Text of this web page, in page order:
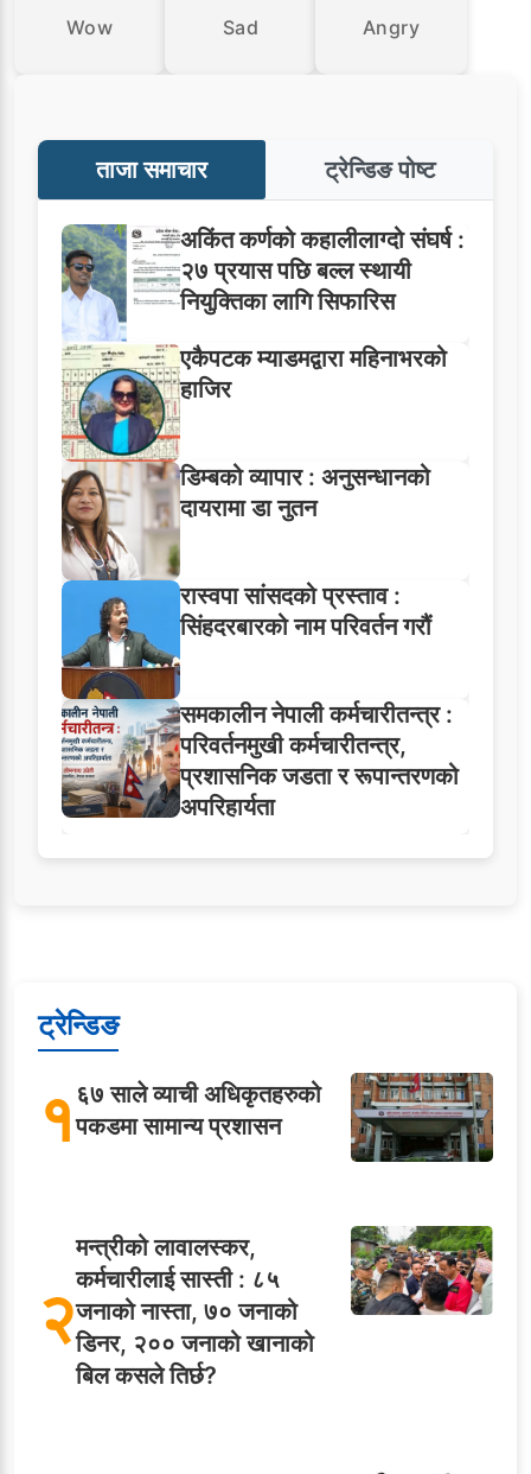
Wow Sad Angry
ताजा समाचार ट्रेन्डिङ पोष्ट
अकिंत कर्णको कहालीलाग्दो संघर्ष :
२७ प्रयास पछि बल्ल स्थायी
नियुक्तिका लागि सिफारिस
एकैपटक म्याडमद्वारा महिनाभरको
हाजिर
डिम्बको व्यापार : अनुसन्धानको
दायरामा डा नुतन
रास्वपा सांसदको प्रस्ताव :
सिंहदरबारको नाम परिवर्तन गरौं
समकालीन नेपाली कर्मचारीतन्त्र :
परिवर्तनमुखी कर्मचारीतन्त्र,
प्रशासनिक जडता र रूपान्तरणको
अपरिहार्यता
ट्रेन्डिङ
१६७ साले व्याची अधिकृतहरुको
पकडमा सामान्य प्रशासन
२
मन्त्रीको लावालस्कर,
कर्मचारीलाई सास्ती : ८५
जनाको नास्ता, ७० जनाको
डिनर, २०० जनाको खानाको
बिल कसले तिर्छ?